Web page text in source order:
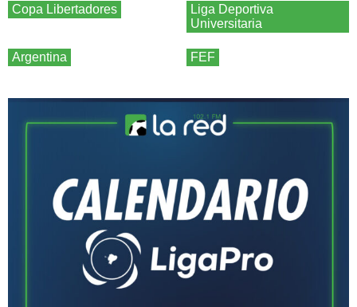
Copa Libertadores
Liga Deportiva
Universitaria
Argentina FEF